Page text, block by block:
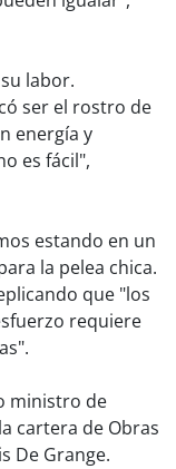
labor.
ser el rostro de
energía y
es fácil",
estando en un
la pelea chica.
que "los
requiere
ministro de
cartera de Obras
De Grange.